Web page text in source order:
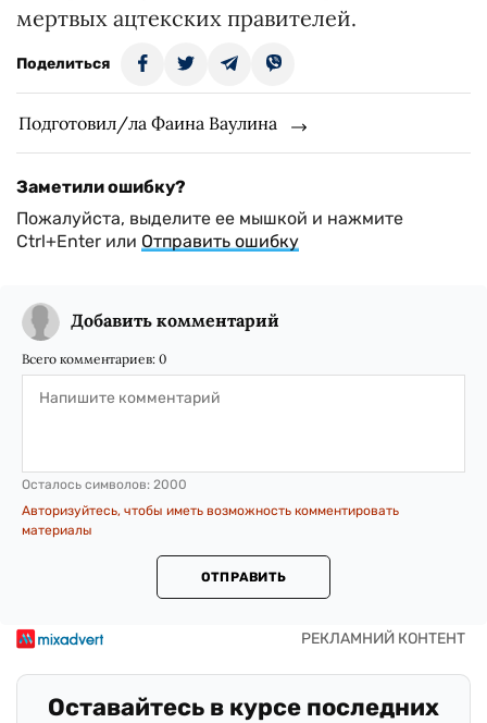
мертвых ацтекских правителей.
Поделиться
Подготовил/ла Фаина Ваулина
Заметили ошибку?
Пожалуйста, выделите ее мышкой и нажмите
Ctrl+Enter или Отправить ошибку
Добавить комментарий
Всего комментариев: 0
Осталось символов: 2000
Авторизуйтесь, чтобы иметь возможность комментировать
материалы
ОТПРАВИТЬ
Оставайтесь в курсе последних